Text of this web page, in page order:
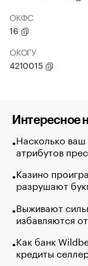
ОКФС
16
ОКОГУ
4210015
Интересное
Насколько ваш
атрибутов
Казино
разрушают
Выживают
избавляются
Как банк
кредиты